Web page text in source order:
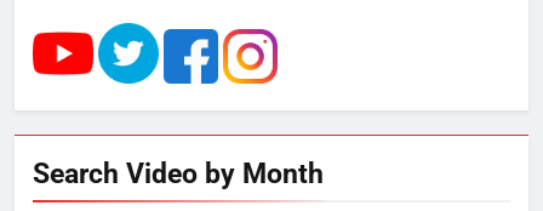
UP में ग्रामीण बिजली आपूर्ति से कृषि,
डेयरी, कुटीर उद्योग और स्वरोजगार को
राम की नगरी अयोध्या में आने वाले भक्तों
Search Video by Month